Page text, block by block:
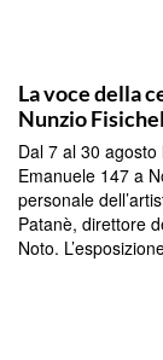
La voce della
Nunzio
Dal 7 al 30 agosto
Emanuele 147 a
personale
Patanè, direttore
Noto.